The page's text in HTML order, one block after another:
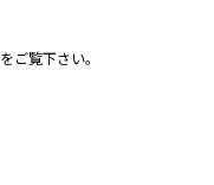
をご覧下さい。